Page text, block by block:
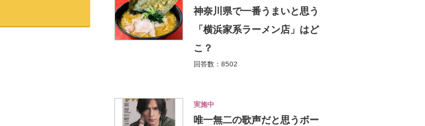
神奈川県で一番うまいと思う
「横浜家系ラーメン店」はど
こ？
回答数：8502
実施中
唯一無二の歌声だと思うボー